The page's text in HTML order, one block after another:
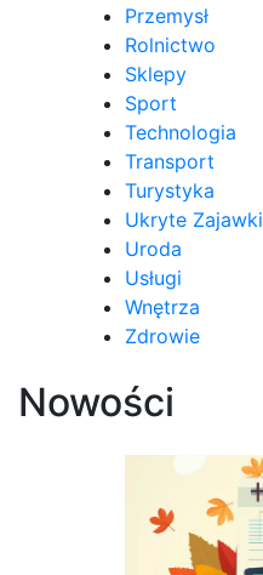
Przemysł
Rolnictwo
Sklepy
Sport
Technologia
Transport
Turystyka
Ukryte Zajawki
Uroda
Usługi
Wnętrza
Zdrowie
Nowości